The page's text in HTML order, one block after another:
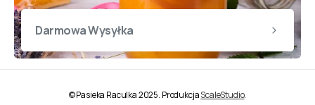
Darmowa Wysyłka
© Pasieka Raculka 2025. ProdukcjaScaleStudio.